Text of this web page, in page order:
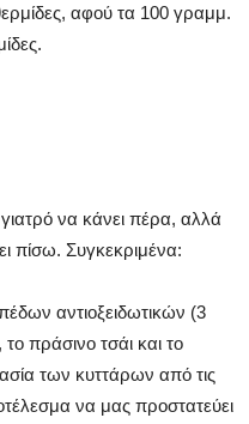
αφού τα 100 γραμμ.
να κάνει πέρα, αλλά
πίσω. Συγκεκριμένα:
αντιοξειδωτικών (3
πράσινο τσάι και το
των κυττάρων από τις
να μας προστατεύει